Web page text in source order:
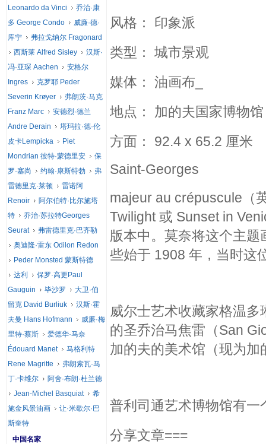
风格： 印象派
类型： 城市景观
媒体： 油画布_
地点： 加的夫国家博物
方面： 92.4 x 65.2 厘米
Saint-Georges
majeur au crépuscule（
Twilight 或 Sunset in
版本中。莫奈将这个主
些始于 1908 年，当时这
威尔士艺术收藏家格温
的圣乔治马焦雷（San
加的夫的美术馆（现为
普利司通艺术博物馆有
分享文章===
Leonardo da Vinci
乔治·康
多 George Condo
威廉·德·
库宁
弗拉戈纳尔 Fragonard
西斯莱 Alfred Sisley
汉斯·
冯·亚琛 Aachen
安格尔
Ingres
克罗耶 Peder
Severin Krøyer
弗朗茨·马克
Franz Marc
安德烈·德兰
Andre Derain
塔玛拉·德·伦
皮卡Lempicka
Piet
Mondrian 彼特·蒙德里安
保
罗·塞尚
约翰·康斯特勃
弗
雷德里克·莱顿
雷诺阿
Renoir
阿尔伯特·比尔施塔
特
乔治·苏拉特Georges
Seurat
弗雷德里克·巴齐勒
奥迪隆·雷东 Odilon Redon
Peder Monsted 蒙斯特德
达利
保罗·高更Paul
Gauguin
毕沙罗
大卫·伯
留克 David Burliuk
汉斯·霍
夫曼 Hans Hofmann
威廉·梅
里特·蔡斯
爱德华·马奈
Édouard Manet
马格利特
Rene Magritte
弗朗索瓦·马
丁·卡维尔
阿舍·布朗·杜兰德
Jean-Michel Basquiat
希
施金风景油画
让·米歇尔·巴
斯奎特
中国名家